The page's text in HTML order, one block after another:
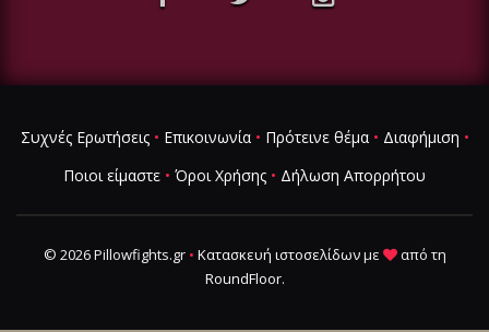
Συχνές Ερωτήσεις• Επικοινωνία• Πρότεινε θέμα• Διαφήμιση •
Ποιοι είμαστε • Όροι Χρήσης • Δήλωση Απορρήτου
© 2026 Pillowfights.gr • Κατασκευή ιστοσελίδωνμε
από τη
RoundFloor.